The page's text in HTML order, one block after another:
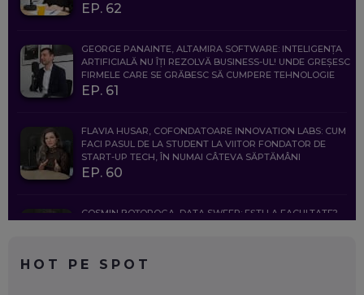
EP. 62
GEORGE PANAINTE, ALTAMIRA SOFTWARE: INTELIGENȚA
ARTIFICIALĂ NU ÎȚI REZOLVĂ BUSINESS-UL! UNDE GREȘESC
FIRMELE CARE SE GRĂBESC SĂ CUMPERE TEHNOLOGIE
EP. 61
FLAVIA HUSAR, COFONDATOARE INNOVATION LABS: CUM
FACI PASUL DE LA STUDENT LA VIITOR FONDATOR DE
START-UP TECH, ÎN NUMAI CÂTEVA SĂPTĂMÂNI
EP. 60
COSMIN BOȚOROGA, DATA SWEEP: EȘTI LA FACULTATE?
HOT PE SPOT